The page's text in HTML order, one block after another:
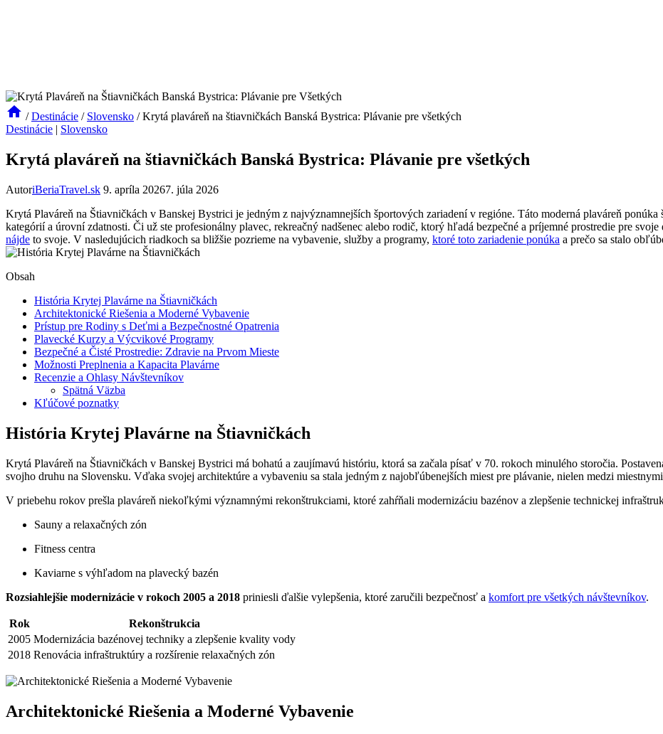
/ Destinácie / Slovensko / Krytá plaváreň na štiavničkách Banská Bystrica: Plávanie pre všetkých
Destinácie | Slovensko
Krytá plaváreň na štiavničkách Banská Bystrica: Plávanie pre všetkých
AutoriBeriaTravel.sk 9. apríla 20267. júla 2026
Krytá Plaváreň na Štiavničkách v Banskej Bystrici je jedným z najvýznamnejších športových zariadení v regióne. Táto moderná plaváreň
kategórií a úrovní zdatnosti. Či už ste profesionálny plavec, rekreačný nadšenec alebo rodič, ktorý hľadá bezpečné a príjemné prostredie pre
nájde to svoje. V nasledujúcich riadkoch sa bližšie pozrieme na vybavenie, služby a programy, ktoré toto zariadenie ponúka a prečo sa stalo
Obsah
História Krytej Plavárne na Štiavničkách
Architektonické Riešenia a Moderné Vybavenie
Prístup pre Rodiny s Deťmi a Bezpečnostné Opatrenia
Plavecké Kurzy a Výcvikové Programy
Bezpečné a Čisté Prostredie: Zdravie na Prvom Mieste
Možnosti Preplnenia a Kapacita Plavárne
Recenzie a Ohlasy Návštevníkov
Spätná Väzba
Kľúčové poznatky
História Krytej Plavárne na Štiavničkách
Krytá Plaváreň na Štiavničkách v Banskej Bystrici má bohatú a zaujímavú históriu, ktorá sa začala písať v 70. rokoch minulého storočia.
svojho druhu na Slovensku. Vďaka svojej architektúre a vybaveniu sa stala jedným z najobľúbenejších miest pre plávanie, nielen medzi
V priebehu rokov prešla plaváreň niekoľkými významnými rekonštrukciami, ktoré zahŕňali modernizáciu bazénov a zlepšenie technickej
Sauny a relaxačných zón
Fitness centra
Kaviarne s výhľadom na plavecký bazén
Rozsiahlejšie modernizácie v rokoch 2005 a 2018 priniesli ďalšie vylepšenia, ktoré zaručili bezpečnosť a komfort pre všetkých návštevníkov.
Rok
Rekonštrukcia
2005 Modernizácia bazénovej techniky a zlepšenie kvality vody
2018 Renovácia infraštruktúry a rozšírenie relaxačných zón
Architektonické Riešenia a Moderné Vybavenie